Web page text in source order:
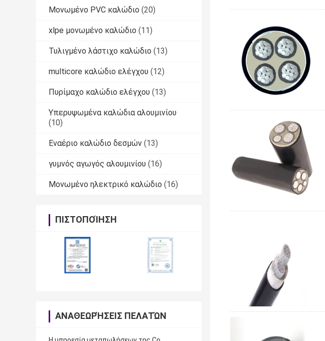
Μονωμένο PVC καλώδιο (20)
xlpe μονωμένο καλώδιο (11)
Τυλιγμένο λάστιχο καλώδιο (13)
multicore καλώδιο ελέγχου (12)
Πυρίμαχο καλώδιο ελέγχου (13)
Υπερυψωμένα καλώδια αλουμινίου
(10)
Εναέριο καλώδιο δεσμών (13)
γυμνός αγωγός αλουμινίου (16)
Μονωμένο ηλεκτρικό καλώδιο (16)
ΠΙΣΤΟΠΟΊΗΣΗ
ΑΝΑΘΕΩΡΉΣΕΙΣ ΠΕΛΑΤΏΝ